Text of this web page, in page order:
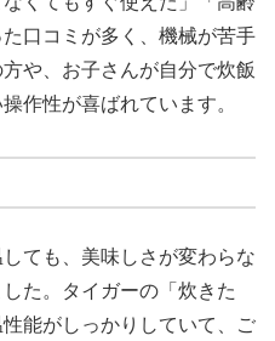
口コミが多く、機械が苦手
や、お子さんが自分で炊飯
作性が喜ばれています。
ても、美味しさが変わらな
た。タイガーの「炊きた
能がしっかりしていて、ご